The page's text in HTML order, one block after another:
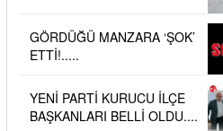
GÖRDÜĞÜ MANZARA ‘ŞOK’
ETTİ!.....
YENİ PARTİ KURUCU İLÇE
BAŞKANLARI BELLİ OLDU....